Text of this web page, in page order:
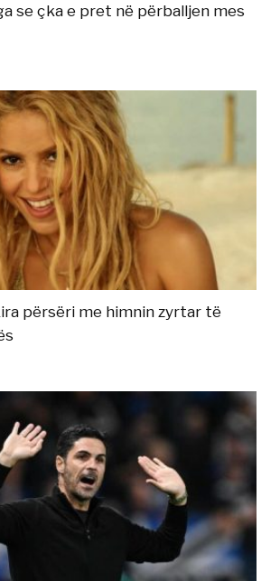
se çka e pret në përballjen mes
përsëri me himnin zyrtar të